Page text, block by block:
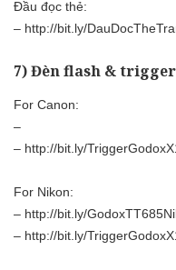
Đầu đọc thẻ:
– http://bit.ly/
7) Đèn flash & trigger
For Canon:
–
– http://bit.ly/
For Nikon:
– http://bit.ly/
– http://bit.ly/